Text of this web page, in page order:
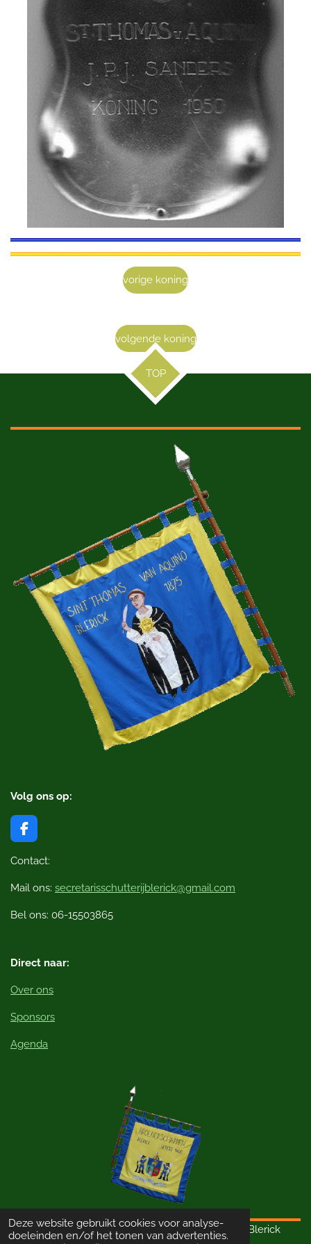
Deze website gebruikt cookies voor analyse-
doeleinden en/of het tonen van advertenties.
vorige koning
volgende koning
TOP
Volg ons op:
F
a
c
b
o
k
Contact:
Mail ons: secretarisschutterijblerick@gmail.com
Bel ons: 06-15503865
Direct naar:
Over ons
Sponsors
Agenda
© 2023 - 2026 Schutterij Sint Thomas van Aquino Blerick